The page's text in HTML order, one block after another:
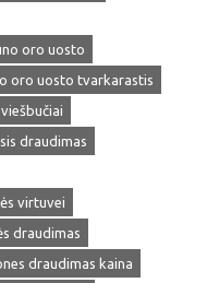
oro uosto
oro uosto tvarkarastis
draudimas
virtuvei
draudimas
draudimas kaina